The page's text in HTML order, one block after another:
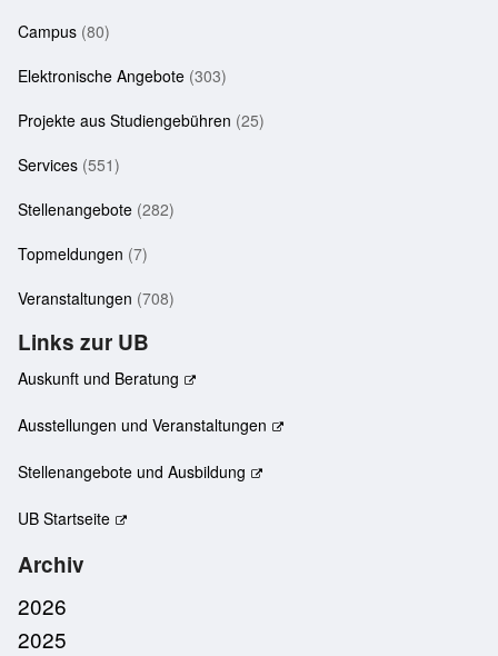
Campus (80)
Elektronische Angebote (303)
Projekte aus Studiengebühren (25)
Services (551)
Stellenangebote (282)
Topmeldungen (7)
Veranstaltungen (708)
Links zur UB
Auskunft und Beratung
Ausstellungen und Veranstaltungen
Stellenangebote und Ausbildung
UB Startseite
Archiv
2026
2025